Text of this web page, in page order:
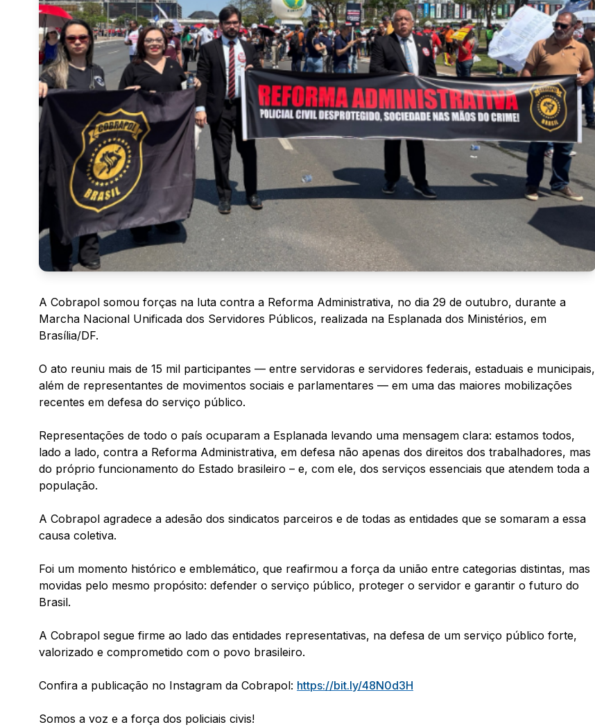
A Cobrapol somou forças na luta contra a Reforma Administrativa, no dia 29 de outubro, durante a
Marcha Nacional Unificada dos Servidores Públicos, realizada na Esplanada dos Ministérios, em
Brasília/DF.
O ato reuniu mais de 15 mil participantes — entre servidoras e servidores federais, estaduais e municipais,
além de representantes de movimentos sociais e parlamentares — em uma das maiores mobilizações
recentes em defesa do serviço público.
Representações de todo o país ocuparam a Esplanada levando uma mensagem clara: estamos todos,
lado a lado, contra a Reforma Administrativa, em defesa não apenas dos direitos dos trabalhadores, mas
do próprio funcionamento do Estado brasileiro – e, com ele, dos serviços essenciais que atendem toda a
população.
A Cobrapol agradece a adesão dos sindicatos parceiros e de todas as entidades que se somaram a essa
causa coletiva.
Foi um momento histórico e emblemático, que reafirmou a força da união entre categorias distintas, mas
movidas pelo mesmo propósito: defender o serviço público, proteger o servidor e garantir o futuro do
Brasil.
A Cobrapol segue firme ao lado das entidades representativas, na defesa de um serviço público forte,
valorizado e comprometido com o povo brasileiro.
Confira a publicação no Instagram da Cobrapol: https://bit.ly/48N0d3H
Somos a voz e a força dos policiais civis!